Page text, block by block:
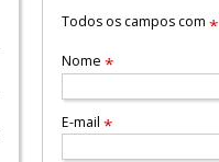
Todos os campos com*
Nome*
E-mail*